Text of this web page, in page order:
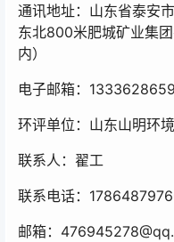
通讯地址：山东省泰安
东北800米肥城矿业集
内）
电子邮箱：
环评单位：山东山明环
联系人：翟工
联系电话：
邮箱：